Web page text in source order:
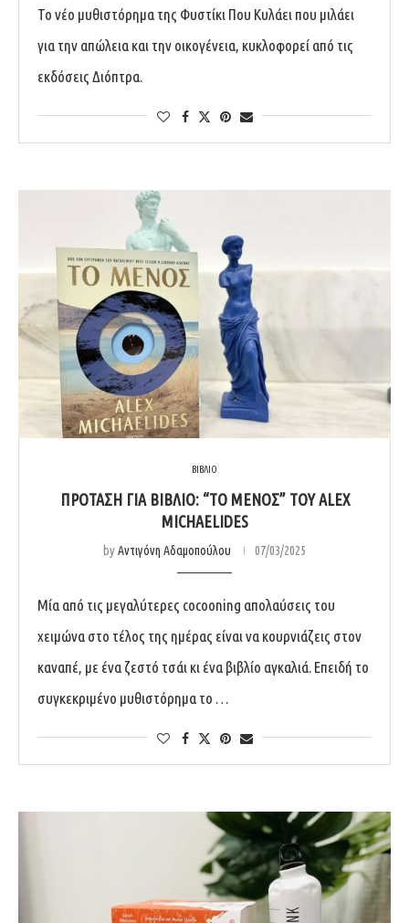
Το νέο μυθιστόρημα της Φυστίκι Που Κυλάει που μιλάει
για την απώλεια και την οικογένεια, κυκλοφορεί από τις
εκδόσεις Διόπτρα.
ΒΙΒΛΙΟ
ΠΡΟΤΑΣΗ ΓΙΑ ΒΙΒΛΙΟ: “ΤΟ ΜΕΝΟΣ” ΤΟΥ ALEX
MICHAELIDES
byΑντιγόνη Αδαμοπούλου 07/03/2025
Μία από τις μεγαλύτερες cocooning απολαύσεις του
χειμώνα στο τέλος της ημέρας είναι να κουρνιάζεις στον
καναπέ, με ένα ζεστό τσάι κι ένα βιβλίο αγκαλιά. Επειδή το
συγκεκριμένο μυθιστόρημα το …